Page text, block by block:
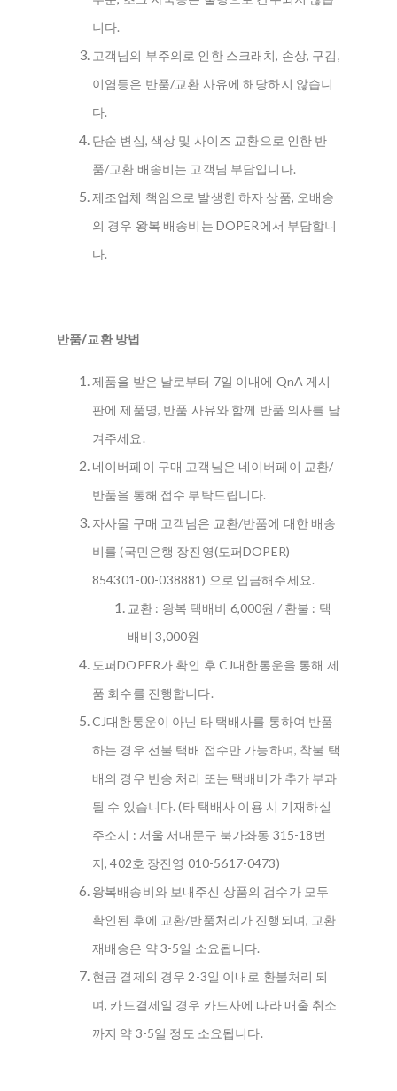
니다.
고객님의 부주의로 인한 스크래치, 손상, 구김,
이염등은 반품/교환 사유에 해당하지 않습니
다.
단순 변심, 색상 및 사이즈 교환으로 인한 반
품/교환 배송비는 고객님 부담입니다.
제조업체 책임으로 발생한 하자 상품, 오배송
의 경우 왕복 배송비는 DOPER에서 부담합니
다.
반품/교환 방법
제품을 받은 날로부터 7일 이내에 QnA 게시
판에 제품명, 반품 사유와 함께 반품 의사를 남
겨주세요.
네이버페이 구매 고객님은 네이버페이 교환/
반품을 통해 접수 부탁드립니다.
자사몰 구매 고객님은 교환/반품에 대한 배송
비를 (국민은행 장진영(도퍼DOPER)
854301-00-038881) 으로 입금해주세요.
교환 : 왕복 택배비 6,000원 / 환불 : 택
배비 3,000원
도퍼DOPER가 확인 후 CJ대한통운을 통해 제
품 회수를 진행합니다.
CJ대한통운이 아닌 타 택배사를 통하여 반품
하는 경우 선불 택배 접수만 가능하며, 착불 택
배의 경우 반송 처리 또는 택배비가 추가 부과
될 수 있습니다. (타 택배사 이용 시 기재하실
주소지 : 서울 서대문구 북가좌동 315-18번
지, 402호 장진영 010-5617-0473)
왕복배송비와 보내주신 상품의 검수가 모두
확인된 후에 교환/반품처리가 진행되며, 교환
재배송은 약 3-5일 소요됩니다.
현금 결제의 경우 2-3일 이내로 환불처리 되
며, 카드결제일 경우 카드사에 따라 매출 취소
까지 약 3-5일 정도 소요됩니다.